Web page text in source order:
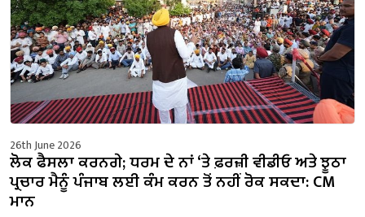
26th June 2026
ਲੋਕ ਫੈਸਲਾ ਕਰਨਗੇ; ਧਰਮ ਦੇ ਨਾਂ ‘ਤੇ ਫ਼ਰਜ਼ੀ ਵੀਡੀਓ ਅਤੇ ਝੂਠਾ
ਪ੍ਰਚਾਰ ਮੈਨੂੰ ਪੰਜਾਬ ਲਈ ਕੰਮ ਕਰਨ ਤੋਂ ਨਹੀਂ ਰੋਕ ਸਕਦਾ: CM
ਮਾਨ